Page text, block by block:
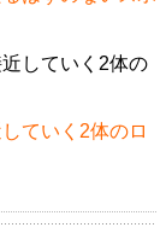
ていく2体のロ